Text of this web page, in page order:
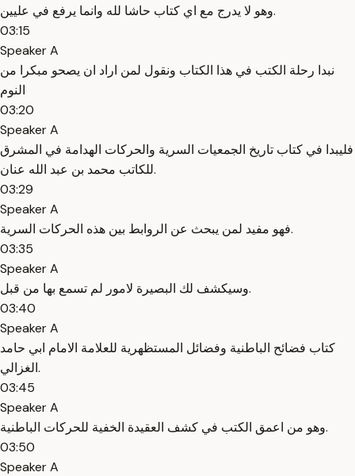
وهو لا يدرج مع اي كتاب حاشا لله وانما يرفع في عليين.
03:15
Speaker A
نبدا رحلة الكتب في هذا الكتاب ونقول لمن اراد ان يصحو مبكرا من
النوم
03:20
Speaker A
فليبدا في كتاب تاريخ الجمعيات السرية والحركات الهدامة في المشرق
للكاتب محمد بن عبد الله عنان.
03:29
Speaker A
فهو مفيد لمن يبحث عن الروابط بين هذه الحركات السرية.
03:35
Speaker A
وسيكشف لك البصيرة لامور لم تسمع بها من قبل.
03:40
Speaker A
كتاب فضائح الباطنية وفضائل المستظهرية للعلامة الامام ابي حامد
الغزالي.
03:45
Speaker A
وهو من اعمق الكتب في كشف العقيدة الخفية للحركات الباطنية.
03:50
Speaker A